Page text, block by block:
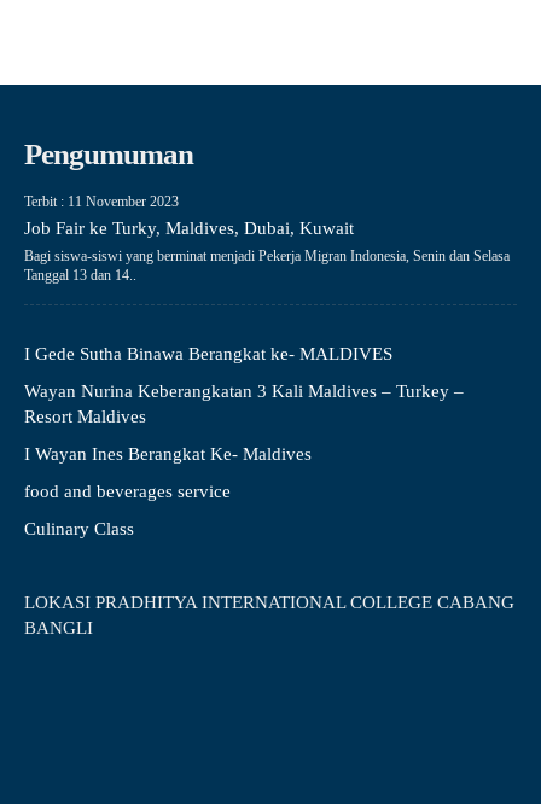
Pengumuman
Terbit : 11 November 2023
Job Fair ke Turky, Maldives, Dubai, Kuwait
Bagi siswa-siswi yang berminat menjadi Pekerja Migran Indonesia, Senin dan Selasa
Tanggal 13 dan 14..
I Gede Sutha Binawa Berangkat ke- MALDIVES
Wayan Nurina Keberangkatan 3 Kali Maldives – Turkey –
Resort Maldives
I Wayan Ines Berangkat Ke- Maldives
food and beverages service
Culinary Class
LOKASI PRADHITYA INTERNATIONAL COLLEGE CABANG
BANGLI